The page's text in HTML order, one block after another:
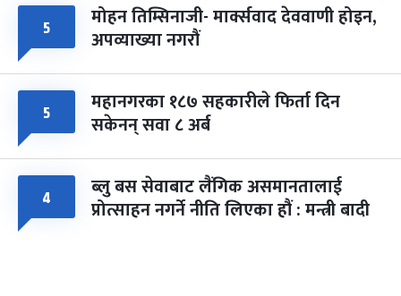
५ मोहन तिम्सिनाजी- मार्क्सवाद देववाणी होइन,
अपव्याख्या नगरौं
५ महानगरका १८७ सहकारीले फिर्ता दिन
सकेनन् सवा ८ अर्ब
४ ब्लु बस सेवाबाट लैंगिक असमानतालाई
प्रोत्साहन नगर्ने नीति लिएका हौं : मन्त्री बादी